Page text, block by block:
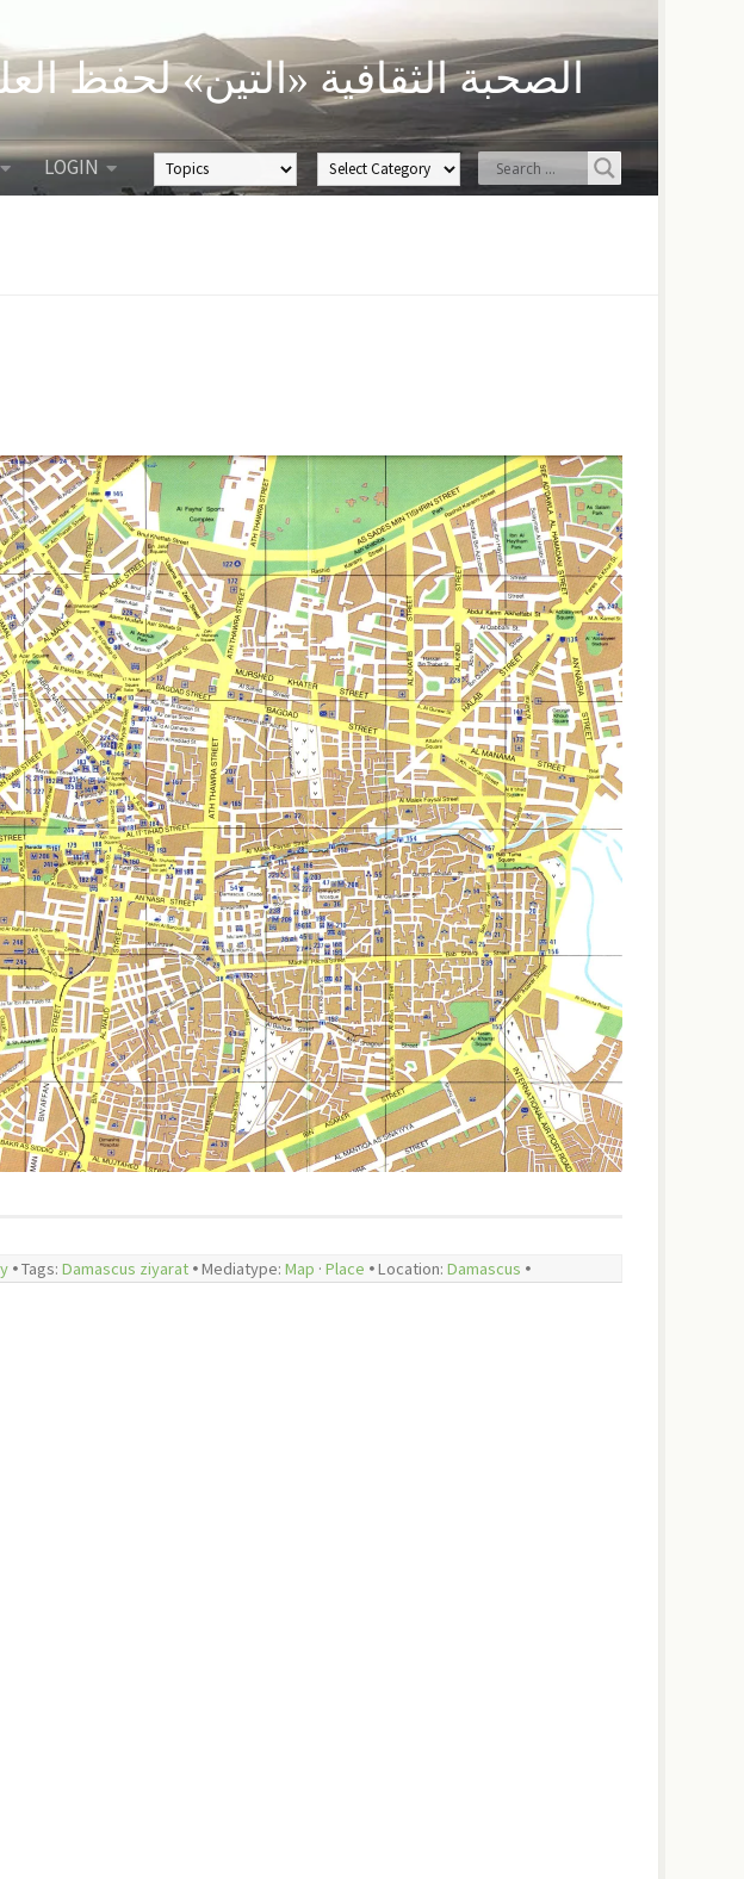
الصحبة الثقافية «التين» لحفظ
LOGIN
🞄 Tags: Damascus ziyarat 🞄 Mediatype: Map · Place 🞄 Location: Damascus 🞄